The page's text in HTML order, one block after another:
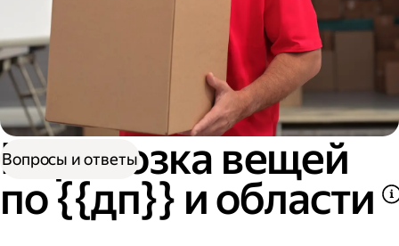
Перевозка вещей
по {{дп}} и области
Вопросы и ответы